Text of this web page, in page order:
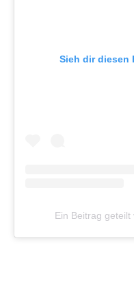
Sieh dir diesen
Ein Beitrag